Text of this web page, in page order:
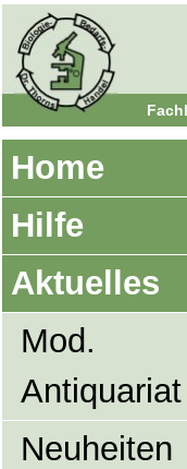
Home
Hilfe
Aktuelles
Mod.
Antiquariat
Neuheiten